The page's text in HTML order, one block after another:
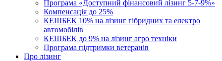
Програма «Доступний фінансовий лізинг 5-7-9%»
Компенсація до 25%
КЕШБЕК 10% на лізинг гібридних та електро
автомобілів
КЕШБЕК до 9% на лізинг агро техніки
Програма підтримки ветеранів
Про лізинг